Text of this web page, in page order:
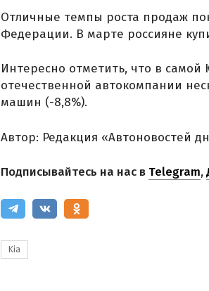
Отличные темпы роста продаж
Федерации. В марте россияне
Интересно отметить, что в
отечественной автокомпании
машин (-8,8%).
Автор: Редакция «Автоновостей
Подписывайтесь на нас в Telegram,
Kia